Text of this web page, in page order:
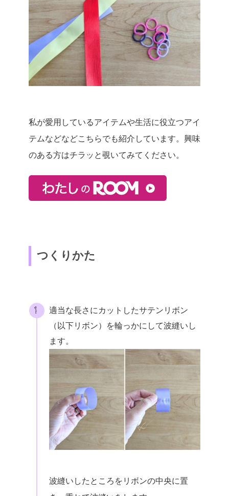
私が愛用しているアイテムや生活に役立つアイ
テムなどなどこちらでも紹介しています。興味
のある方はチラッと覗いてみてください。
つくりかた
適当な長さにカットしたサテンリボン
（以下リボン）を輪っかにして波縫いし
ます。
波縫いしたところをリボンの中央に置